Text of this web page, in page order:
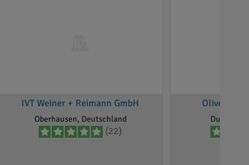
IVT Weiner + Reimann GmbH
Oberhausen, Deutschland
(22)
Oliver
Duisburg